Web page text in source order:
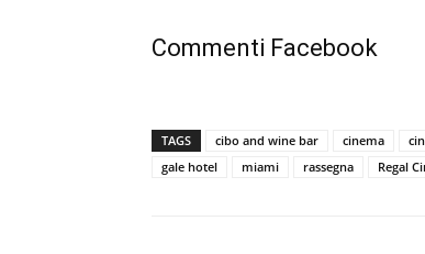
Commenti Facebook
TAGS cibo and wine bar cinema
gale hotel
miami rassegna Regal